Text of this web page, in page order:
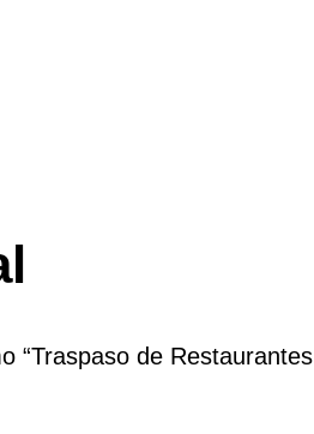
“Traspaso de Restaurantes